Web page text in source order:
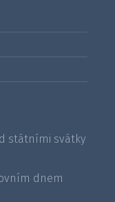
státními svátky
dnem